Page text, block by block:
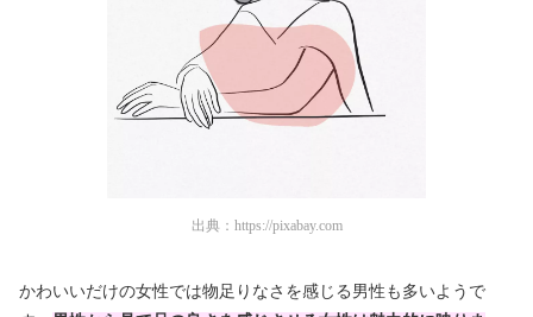
出典： https://pixabay.com
かわいいだけの女性では物足りなさを感じる男性も多いようで